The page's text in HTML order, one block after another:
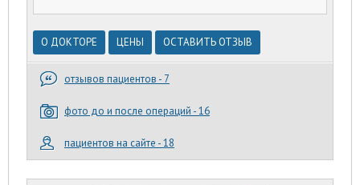
О ДОКТОРЕ ЦЕНЫ ОСТАВИТЬ ОТЗЫВ
отзывов пациентов - 7
фото до и после операций - 16
пациентов на сайте - 18